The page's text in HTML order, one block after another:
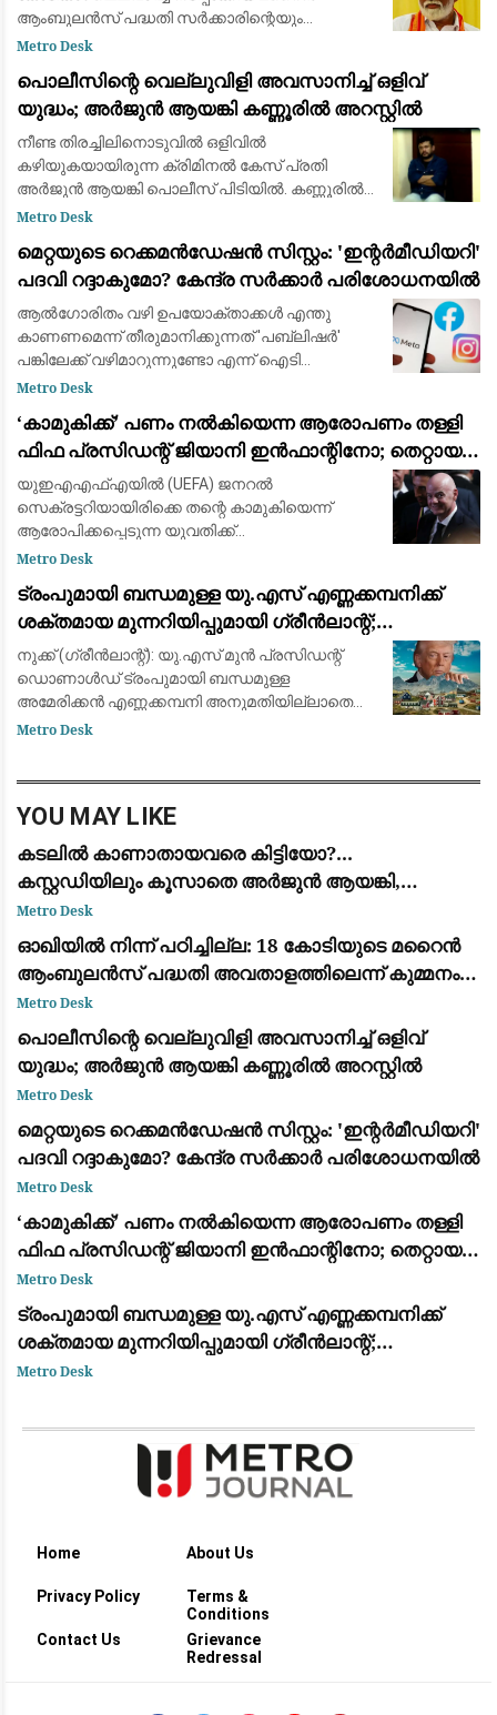
ആംബുലൻസ് പദ്ധതി സർക്കാരിന്റെയും
ഉദ്യോഗസ്ഥരുടെയും അനാസ്ഥ മൂലം
സമിതി അംഗം കുമ്മനം രാജശേഖര
Metro Desk
പൊലീസിന്റെ വെല്ലുവിളി അവസാനിച്ച് ഒളിവ്
യുദ്ധം; അർജുൻ ആയങ്കി കണ്ണൂരിൽ അറസ്റ്റിൽ
നീണ്ട തിരച്ചിലിനൊടുവിൽ ഒളിവില്‍
കഴിയുകയായിരുന്ന ക്രിമിനല്‍ കേസ് പ്രതി
അര്‍ജുന്‍ ആയങ്കി പൊലീസ് പിടിയിൽ. കണ്ണൂരിൽ
നിന്നാണ് പൊലീസ് ആയങ്കിയെ
ഡിഐജിയുടെ നേതൃത്വത്
Metro Desk
മെറ്റയുടെ റെക്കമൻഡേഷൻ സിസ്റ്റം: 'ഇന്റർമീഡിയറി'
പദവി റദ്ദാകുമോ? കേന്ദ്ര സർക്കാർ പരിശോധനയിൽ
ആൽഗോരിതം വഴി ഉപയോക്താക്കൾ എന്തു
കാണണമെന്ന് തീരുമാനിക്കുന്നത് 'പബ്ലിഷർ'
പങ്കിലേക്ക് വഴിമാറുന്നുണ്ടോ എന്ന് ഐടി
മന്ത്രാലയം വിലയിരുത്തുന്നു
Metro Desk
​‘കാമുകിക്ക്’ പണം നൽകിയെന്ന ആരോപണം തള്ളി
ഫിഫ പ്രസിഡന്റ് ജിയാനി ഇൻഫാന്റിനോ; തെറ്റായ
പ്രചാരണമെന്ന് പ്രതികരണം
യുഇഎഎഫ്‌എയിൽ (UEFA) ജനറൽ
സെക്രട്ടറിയായിരിക്കെ തന്റെ കാമുകിയെന്ന്
ആരോപിക്കപ്പെടുന്ന യുവതിക്ക്
ഓർഗനൈസേഷന്റെ പണം നൽകി
തള്ളി ഫിഫ പ്രസിഡന്റ് ജിയാനി ഇൻഫാന്റിനോ.
ബ്രിട്ട
Metro Desk
ട്രംപുമായി ബന്ധമുള്ള യു.എസ് എണ്ണക്കമ്പനിക്ക്
ശക്തമായ മുന്നറിയിപ്പുമായി ഗ്രീൻലാന്റ്;
അനുമതിയില്ലാതെ ഡ്രില്ലിംഗ് ഉപകരണങ്ങൾ
എത്തിച്ചതിൽ അമർഷം
നുക്ക് (ഗ്രീൻലാന്റ്): യു.എസ് മുൻ പ്രസിഡന്റ്
ഡൊണാൾഡ് ട്രംപുമായി ബന്ധമുള്ള
അമേരിക്കൻ എണ്ണക്കമ്പനി അനുമതിയില്ലാതെ
ഖനന സാമഗ്രികൾ കരയിലെത്തിച്ച സംഭവത്തിൽ
Metro Desk
YOU MAY LIKE
കടലില്‍ കാണാതായവരെ കിട്ടിയോ?...
കസ്റ്റഡിയിലും കൂസാതെ അർജുൻ ആയങ്കി,
സർക്കാറിനെതിരെ പരിഹാസം
Metro Desk
ഓഖിയിൽ നിന്ന് പഠിച്ചില്ല: 18 കോടിയുടെ മറൈൻ
ആംബുലൻസ് പദ്ധതി അവതാളത്തിലെന്ന് കുമ്മനം
രാജശേഖരൻ
Metro Desk
പൊലീസിന്റെ വെല്ലുവിളി അവസാനിച്ച് ഒളിവ്
യുദ്ധം; അർജുൻ ആയങ്കി കണ്ണൂരിൽ അറസ്റ്റിൽ
Metro Desk
മെറ്റയുടെ റെക്കമൻഡേഷൻ സിസ്റ്റം: 'ഇന്റർമീഡിയറി'
പദവി റദ്ദാകുമോ? കേന്ദ്ര സർക്കാർ പരിശോധനയിൽ
Metro Desk
​‘കാമുകിക്ക്’ പണം നൽകിയെന്ന ആരോപണം തള്ളി
ഫിഫ പ്രസിഡന്റ് ജിയാനി ഇൻഫാന്റിനോ; തെറ്റായ
പ്രചാരണമെന്ന് പ്രതികരണം
Metro Desk
ട്രംപുമായി ബന്ധമുള്ള യു.എസ് എണ്ണക്കമ്പനിക്ക്
ശക്തമായ മുന്നറിയിപ്പുമായി ഗ്രീൻലാന്റ്;
അനുമതിയില്ലാതെ ഡ്രില്ലിംഗ് ഉപകരണങ്ങൾ
Metro Desk
Home About Us
Privacy Policy
Terms &
Conditions
Contact Us
Grievance
Redressal